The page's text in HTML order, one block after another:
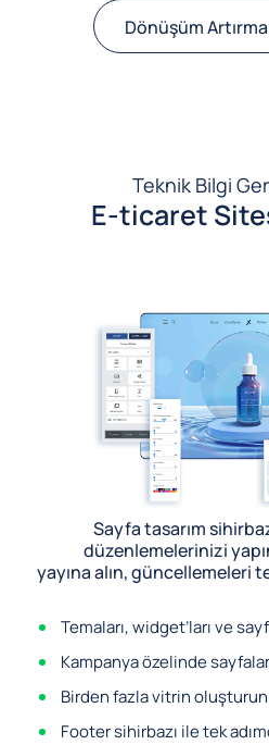
Dönüşüm
Teknik Bilgi
E-ticaret
Sayfa tasarım
düzenlemelerinizi
yayına alın, güncellemeleri
Temaları, widget’ları ve
Kampanya özelinde
Birden fazla vitrin
Footer sihirbazı ile tek